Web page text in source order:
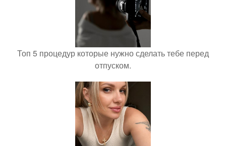
Топ 5 процедур которые нужно сделать тебе перед
отпуском.